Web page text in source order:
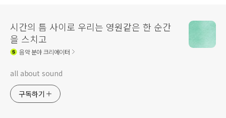
시간의 틈 사이로 우리는 영원같은 한 순간
을 스치고
음악분야 크리에이터
all about sound
구독하기